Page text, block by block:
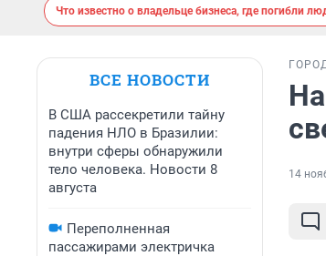
Что известно о владельце бизнеса, где погибли
ВСЕ НОВОСТИ
В США рассекретили тайну
падения НЛО в Бразилии:
внутри сферы обнаружили
тело человека. Новости 8
августа
Переполненная
пассажирами электричка
14